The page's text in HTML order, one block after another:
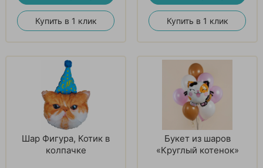
Купить в 1 клик Купить в 1 клик
Шар Фигура, Котик в
колпачке
Букет из шаров
«Круглый котенок»